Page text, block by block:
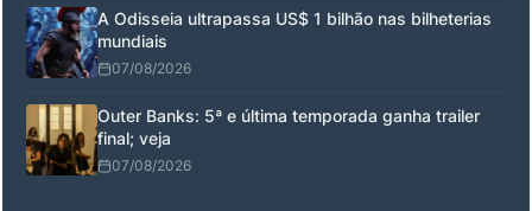
A Odisseia ultrapassa US$ 1 bilhão nas bilheterias
mundiais
07/08/2026
Outer Banks: 5ª e última temporada ganha trailer
final; veja
07/08/2026